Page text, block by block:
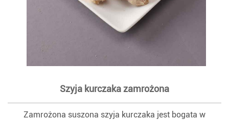
Szyja kurczaka zamrożona
Zamrożona suszona szyja kurczaka jest bogata w